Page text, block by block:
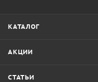
КАТАЛОГ
АКЦИИ
СТАТЬИ